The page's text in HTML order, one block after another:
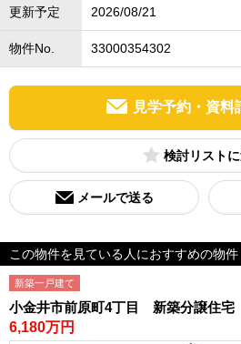
更新予定 2026/08/21
物件No. 33000354302
見学予約・資料
検討リスト
メールで送る
この物件を見ている人におすすめの物件
新築一戸建て
小金井市前原町4丁目 新築分譲住
6,180万円